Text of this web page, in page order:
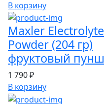
В корзину
Maxler Electrolyte
Powder (204 гр)
фруктовый пунш
1 790 ₽
В корзину